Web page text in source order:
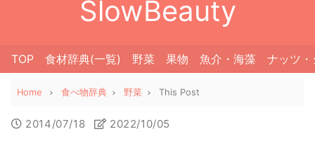
SlowBeauty
TOP 食材辞典(一覧) 野菜 果物 魚介・海藻 ナッツ
Home 食べ物辞典 野菜 This Post
2014/07/18 2022/10/05